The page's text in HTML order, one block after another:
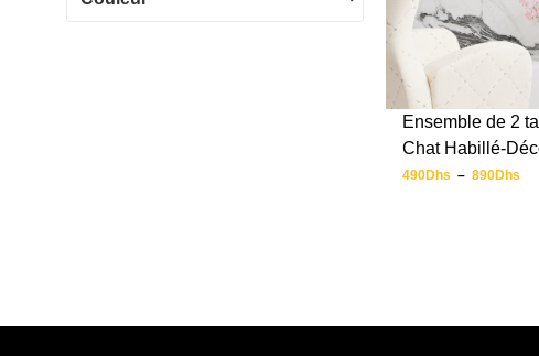
Ensemble de 2
Chat Habillé-
490Dhs – 890Dhs